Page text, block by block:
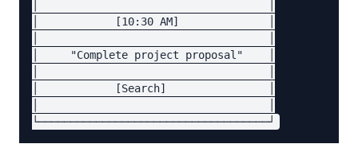
│            [10:30 AM]              │
│     "Complete project proposal"    │
│            [Search]                │